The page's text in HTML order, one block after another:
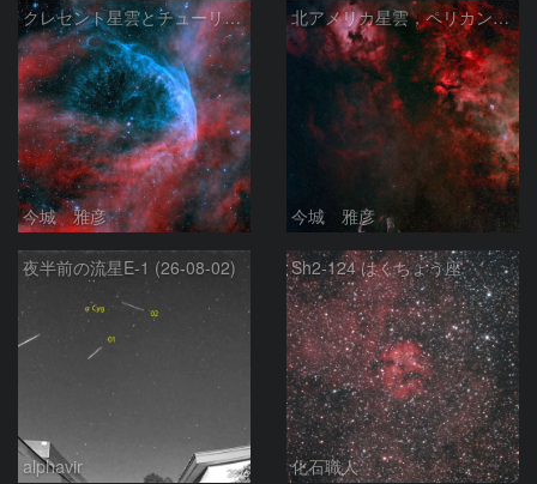
クレセント星雲とチューリップ星雲の真ん中あたりにある星雲 NGC6883 ???
今城 雅彦
北アメリカ星雲，ペリカン星雲，サドル付近，クレセント星雲，網状星雲・・・etc
今城 雅彦
夜半前の流星E-1 (26-08-02)
alphavir
Sh2-124 はくちょう座
化石職人